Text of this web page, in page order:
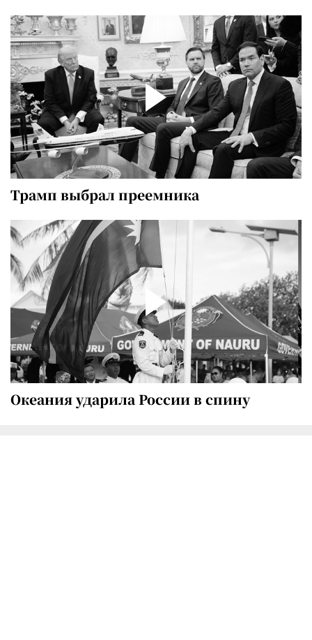
Трамп выбрал преемника
Океания ударила России в спину